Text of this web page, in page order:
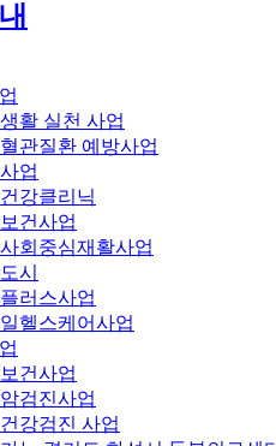
활 실천 사업
관질환 예방사업
업
강클리닉
건사업
회중심재활사업
시
러스사업
헬스케어사업
건사업
검진사업
강검진 사업